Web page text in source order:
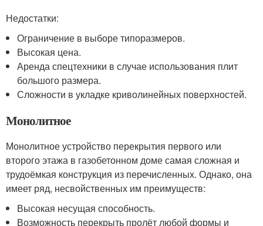
Недостатки:
Ограничение в выборе типоразмеров.
Высокая цена.
Аренда спецтехники в случае использования плит
большого размера.
Сложности в укладке криволинейных поверхностей.
Монолитное
Монолитное устройство перекрытия первого или
второго этажа в газобетонном доме самая сложная и
трудоёмкая конструкция из перечисленных. Однако, она
имеет ряд, несвойственных им преимуществ:
Высокая несущая способность.
Возможность перекрыть пролёт любой формы и